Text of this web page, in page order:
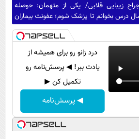
زیبایی قلابی/ یکی از متهمان: حوصله
7-8 سال درس بخوانم تا پزشک شوم؛ عفونت بیماران
آنها تقصیر خودشان بود
درد زانو رو برای همیشه از
یادت ببر! ◀ پرسش‌نامه رو
تکمیل کن ▶
◀ پرسش‌نامه